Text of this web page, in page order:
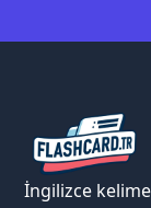
İngilizce